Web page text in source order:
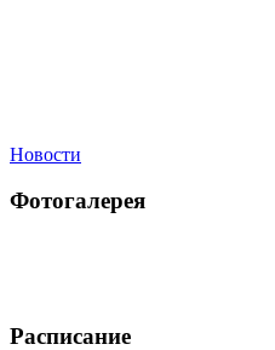
Новости
Фотогалерея
Расписание